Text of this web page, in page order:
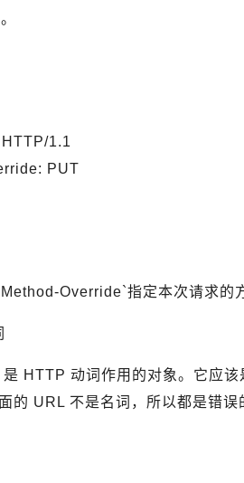
1.1
PUT
Method-Override`指定本次请求
HTTP 动词作用的对象。它应
的 URL 不是名词，所以都是错误